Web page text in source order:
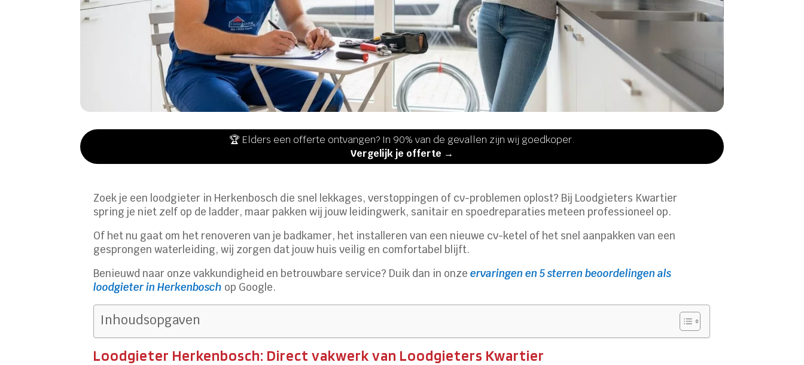
🏆 Elders een offerte ontvangen? In 90% van de gevallen zijn wij goedkoper.
Vergelijk je offerte →
Zoek je een loodgieter in Herkenbosch die snel lekkages, verstoppingen of cv-problemen oplost? Bij Loodgieters Kwartier
spring je niet zelf op de ladder, maar pakken wij jouw leidingwerk, sanitair en spoedreparaties meteen professioneel op.
Of het nu gaat om het renoveren van je badkamer, het installeren van een nieuwe cv-ketel of het snel aanpakken van een
gesprongen waterleiding, wij zorgen dat jouw huis veilig en comfortabel blijft.
Benieuwd naar onze vakkundigheid en betrouwbare service? Duik dan in onzeervaringen en 5 sterren beoordelingen als
loodgieter in Herkenbosch op Google.
Inhoudsopgaven
Loodgieter Herkenbosch: Direct vakwerk van Loodgieters Kwartier